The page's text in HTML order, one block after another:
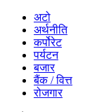
अटो
अर्थनीति
कर्पोरेट
पर्यटन
बजार
बैंक / वित्त
रोजगार